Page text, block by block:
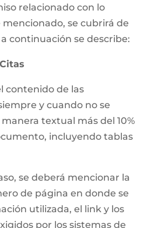
relacionado con lo
se cubrirá de
continuación se describe:
contenido de las
y cuando no se
textual más del 10%
incluyendo tablas
se deberá mencionar la
de página en donde se
utilizada, el link y los
por los sistemas de